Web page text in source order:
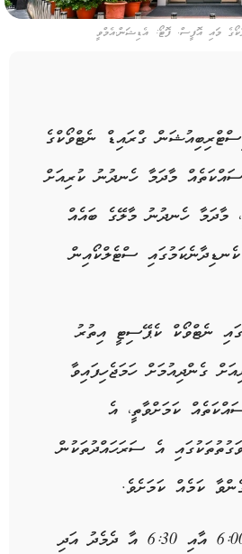
މައި އޮފީސް. ފޮޓޯ: އެޑިޝަން.އެމްވީ
ގްރައިޑް ނެޓްވޯކްގެ
މާދަމާ ހެނދުނު ކުރިއަށް
މާދަމާ ހެނދުނު މާލޭގެ ބައެއް
ސްޓެލްކޯއިން
ނެޓްވޯކް ކެޕޭސިޓީ އިތުރު
ގެންދިއުމަށް ހަމަޖެހިފައިވާ
ކަމަށްވާތީ، އެ
އެ ސަރަހައްދުތަކުން
ކަމެއް ކަމަށެވެ.
އެގޮތުން މާދަމާ ހެނދުނު 6:00 އާއި 6:30 އާ ދެމެދު އަދި